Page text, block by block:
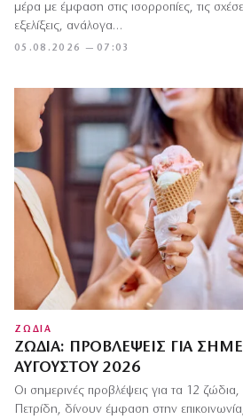
05.08.2026 — 07:03
μέρα με έμφαση στις ισορροπίες, τις
εξελίξεις, ανάλογα…
ΖΩΔΙΑ
ΖΏΔΙΑ: ΠΡΟΒΛΈΨΕΙΣ ΓΙΑ
ΑΥΓΟΎΣΤΟΥ 2026
Οι σημερινές προβλέψεις για τα 12
Πετρίδη, δίνουν έμφαση στην